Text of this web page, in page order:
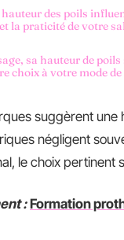
des poils
la praticité de votre
sa hauteur de
choix à votre mode de
suggèrent une
négligent
le choix pertinent
: Formation